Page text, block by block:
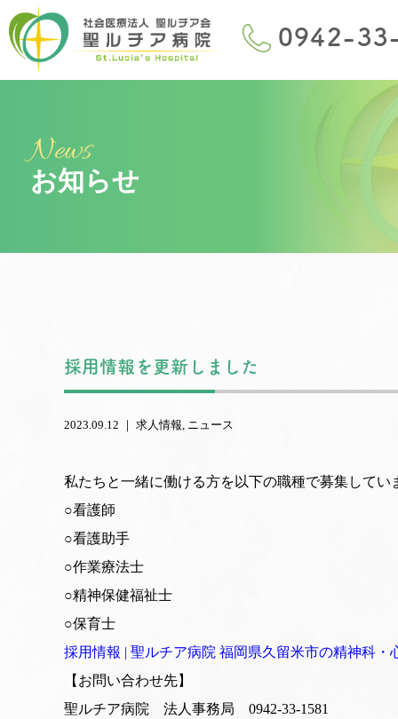
News
お知らせ
採用情報を更新しました
2023.09.12 ｜ 求人情報 ニュース
私たちと一緒に働ける方を以下の職種で募集してい
○看護師
○看護助手
○作業療法士
○精神保健福祉士
○保育士
採用情報 | 聖ルチア病院 福岡県久留米市の精神科・
【お問い合わせ先】
聖ルチア病院 法人事務局 0942-33-1581